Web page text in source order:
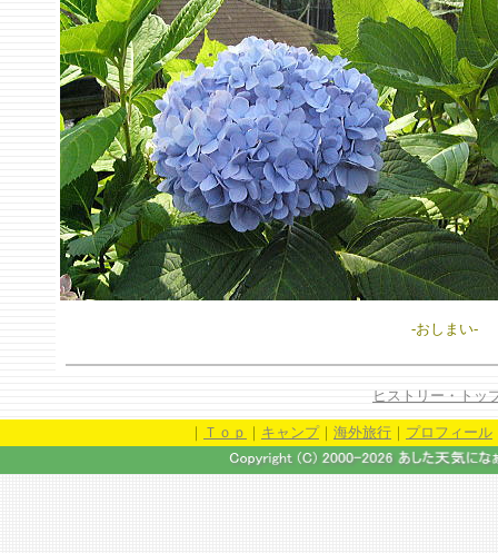
-おしまい-
ヒストリー・トッ
｜ Ｔｏｐ ｜ キャンプ｜ 海外旅行 ｜ プロフィール